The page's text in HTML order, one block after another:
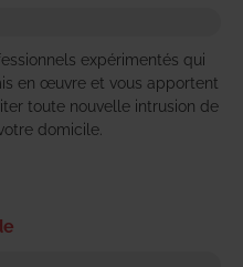
expérimentés qui
en œuvre et vous apportent
toute nouvelle intrusion de
domicile.